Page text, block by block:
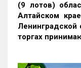
(9 лотов)
Алтайском
Ленинградской
торгах